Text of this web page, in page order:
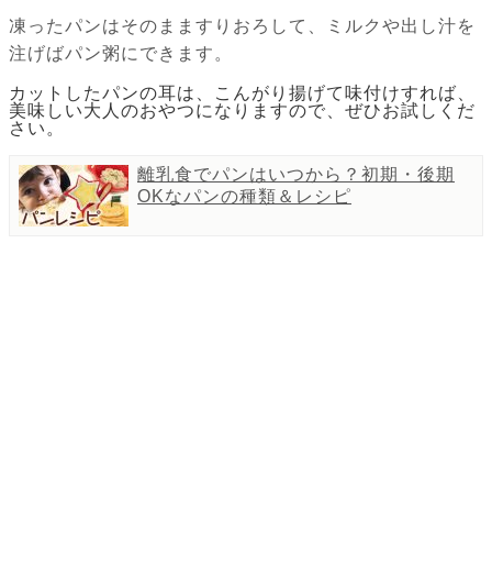
凍ったパンはそのまますりおろして、ミルクや出し汁を
注げばパン粥にできます。
カットしたパンの耳は、こんがり揚げて味付けすれば、
美味しい大人のおやつになりますので、ぜひお試しくだ
さい。
離乳食でパンはいつから？初期・後期
OKなパンの種類＆レシピ